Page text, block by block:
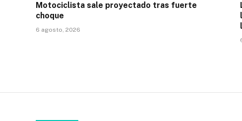
Motociclista sale proyectado tras fuerte
choque
6 agosto, 2026